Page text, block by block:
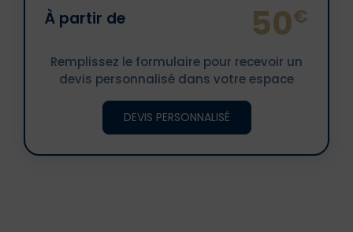
À partir de 50€
Remplissez le formulaire pour recevoir un
devis personnalisé dans votre espace
DEVIS PERSONNALISÉ